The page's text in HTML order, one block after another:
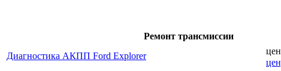
Ремонт трансмиссии
Диагностика АКПП Ford Explorer